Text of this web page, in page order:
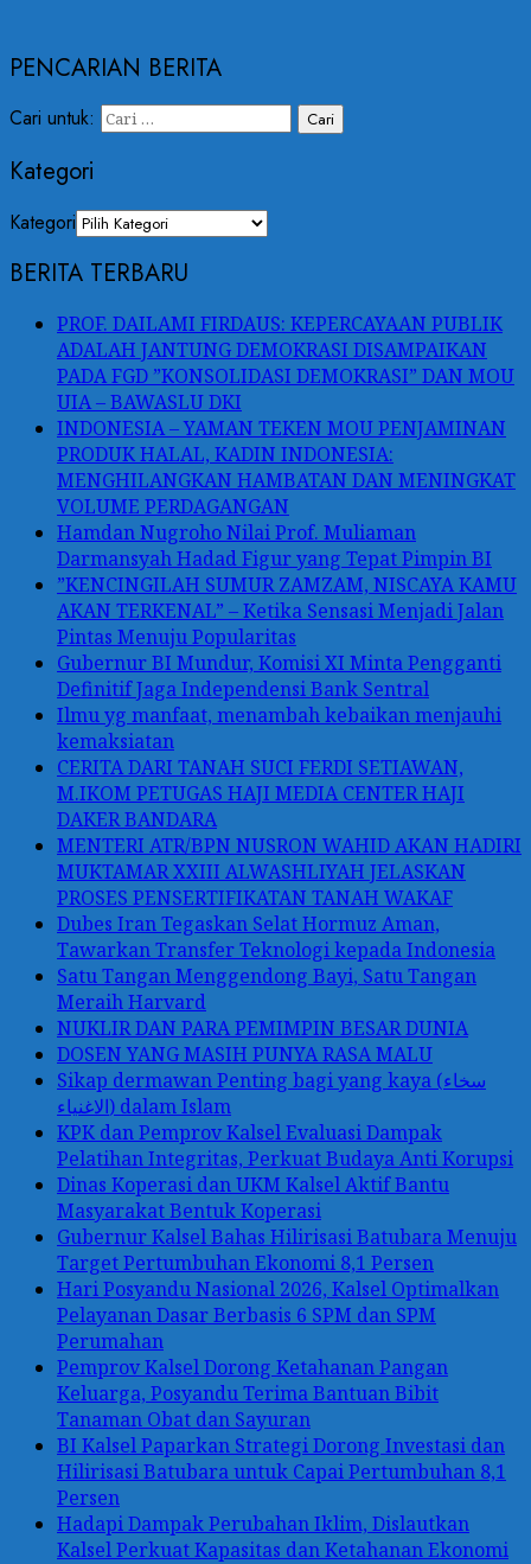
PENCARIAN BERITA
Cari untuk:
Kategori
Kategori
BERITA TERBARU
PROF. DAILAMI FIRDAUS: KEPERCAYAAN PUBLIK
ADALAH JANTUNG DEMOKRASI DISAMPAIKAN
PADA FGD ”KONSOLIDASI DEMOKRASI” DAN MOU
UIA – BAWASLU DKI
INDONESIA – YAMAN TEKEN MOU PENJAMINAN
PRODUK HALAL, KADIN INDONESIA:
MENGHILANGKAN HAMBATAN DAN MENINGKAT
VOLUME PERDAGANGAN
Hamdan Nugroho Nilai Prof. Muliaman
Darmansyah Hadad Figur yang Tepat Pimpin BI
”KENCINGILAH SUMUR ZAMZAM, NISCAYA KAMU
AKAN TERKENAL” – Ketika Sensasi Menjadi Jalan
Pintas Menuju Popularitas
Gubernur BI Mundur, Komisi XI Minta Pengganti
Definitif Jaga Independensi Bank Sentral
Ilmu yg manfaat, menambah kebaikan menjauhi
kemaksiatan
CERITA DARI TANAH SUCI FERDI SETIAWAN,
M.IKOM PETUGAS HAJI MEDIA CENTER HAJI
DAKER BANDARA
MENTERI ATR/BPN NUSRON WAHID AKAN HADIRI
MUKTAMAR XXIII ALWASHLIYAH JELASKAN
PROSES PENSERTIFIKATAN TANAH WAKAF
Dubes Iran Tegaskan Selat Hormuz Aman,
Tawarkan Transfer Teknologi kepada Indonesia
Satu Tangan Menggendong Bayi, Satu Tangan
Meraih Harvard
NUKLIR DAN PARA PEMIMPIN BESAR DUNIA
DOSEN YANG MASIH PUNYA RASA MALU
Sikap dermawan Penting bagi yang kaya (سخاء
الاغنياء) dalam Islam
KPK dan Pemprov Kalsel Evaluasi Dampak
Pelatihan Integritas, Perkuat Budaya Anti Korupsi
Dinas Koperasi dan UKM Kalsel Aktif Bantu
Masyarakat Bentuk Koperasi
Gubernur Kalsel Bahas Hilirisasi Batubara Menuju
Target Pertumbuhan Ekonomi 8,1 Persen
Hari Posyandu Nasional 2026, Kalsel Optimalkan
Pelayanan Dasar Berbasis 6 SPM dan SPM
Perumahan
Pemprov Kalsel Dorong Ketahanan Pangan
Keluarga, Posyandu Terima Bantuan Bibit
Tanaman Obat dan Sayuran
BI Kalsel Paparkan Strategi Dorong Investasi dan
Hilirisasi Batubara untuk Capai Pertumbuhan 8,1
Persen
Hadapi Dampak Perubahan Iklim, Dislautkan
Kalsel Perkuat Kapasitas dan Ketahanan Ekonomi